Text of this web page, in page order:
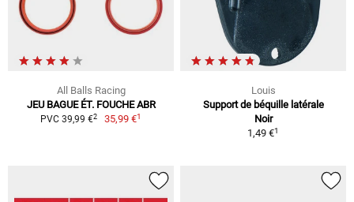
All Balls Racing
JEU BAGUE ÉT. FOUCHE ABR
PVC 39,99 €2 35,99 €1
Louis
Support de béquille latérale
Noir
1,49 €1